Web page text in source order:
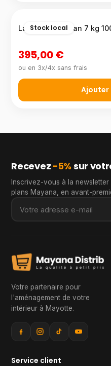
Stock local
Lave-linge Ocean 7 kg
395,00 €
ou en 3x/4x sans frais
Ajouter
Recevez −5% sur
Inscrivez-vous à la
plans Mayana, en avant-
Votre partenaire pour
l'aménagement de votre
intérieur à Mayotte.
Service client